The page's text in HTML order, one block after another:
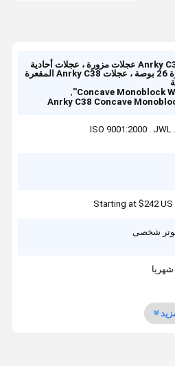
Anrky C38 Ferrari عجلات مزورة ، عجلات أحادية
الكتلة مقعرة 26 بوصة ، عجلات Anrky C38 المقعرة
Concave Monoblock
,
Anrky C38 Concave
ISO 9001:2000 . JWL
Starting at $242 US